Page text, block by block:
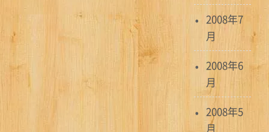
2008年7
月
2008年6
月
2008年5
月